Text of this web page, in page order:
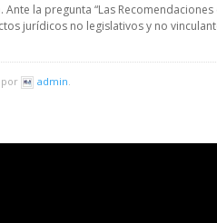
la pregunta “Las Recomendaciones
jurídicos no legislativos y no
por admin